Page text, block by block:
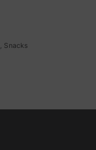
Snacks